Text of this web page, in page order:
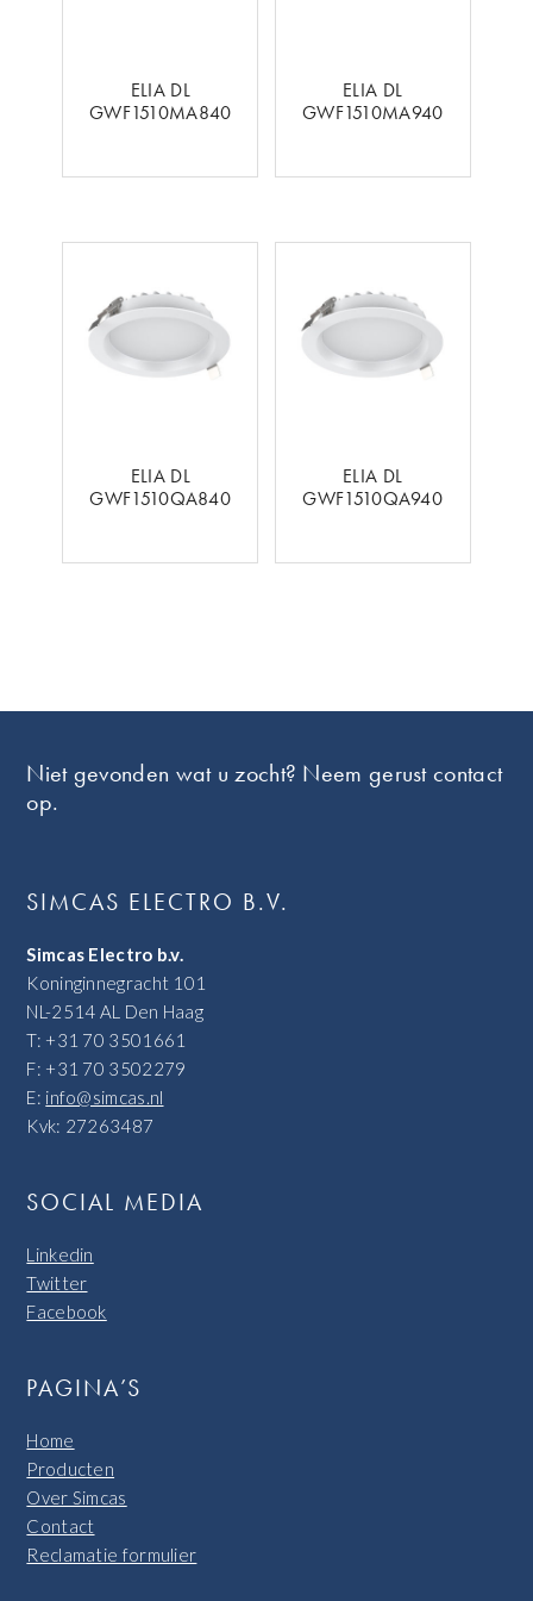
ELIA DL
GWF1510MA840
ELIA DL
GWF1510MA940
ELIA DL
GWF1510QA840
ELIA DL
GWF1510QA940
Niet gevonden wat u zocht? Neem gerust contact
op.
SIMCAS ELECTRO B.V.
Simcas Electro b.v.
Koninginnegracht 101
NL-2514 AL Den Haag
T: +31 70 3501661
F: +31 70 3502279
E: info@simcas.nl
Kvk: 27263487
SOCIAL MEDIA
Linkedin
Twitter
Facebook
PAGINA’S
Home
Producten
Over Simcas
Contact
Reclamatie formulier